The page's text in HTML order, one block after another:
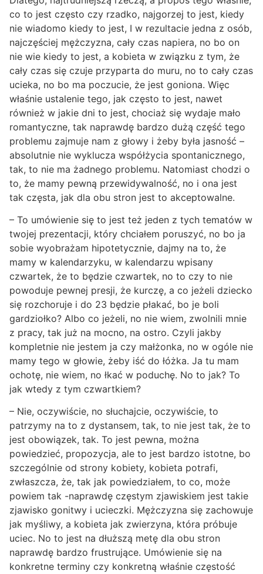
co to jest często czy rzadko, najgorzej to jest, kiedy
nie wiadomo kiedy to jest, I w rezultacie jedna z osób,
najczęściej mężczyzna, cały czas napiera, no bo on
nie wie kiedy to jest, a kobieta w związku z tym, że
cały czas się czuje przyparta do muru, no to cały czas
ucieka, no bo ma poczucie, że jest goniona. Więc
właśnie ustalenie tego, jak często to jest, nawet
również w jakie dni to jest, chociaż się wydaje mało
romantyczne, tak naprawdę bardzo dużą część tego
problemu zajmuje nam z głowy i żeby była jasność –
absolutnie nie wyklucza współżycia spontanicznego,
tak, to nie ma żadnego problemu. Natomiast chodzi o
to, że mamy pewną przewidywalność, no i ona jest
tak częsta, jak dla obu stron jest to akceptowalne.
– To umówienie się to jest też jeden z tych tematów w
twojej prezentacji, który chciałem poruszyć, no bo ja
sobie wyobrażam hipotetycznie, dajmy na to, że
mamy w kalendarzyku, w kalendarzu wpisany
czwartek, że to będzie czwartek, no to czy to nie
powoduje pewnej presji, że kurczę, a co jeżeli dziecko
się rozchoruje i do 23 będzie płakać, bo je boli
gardziołko? Albo co jeżeli, no nie wiem, zwolnili mnie
z pracy, tak już na mocno, na ostro. Czyli jakby
kompletnie nie jestem ja czy małżonka, no w ogóle nie
mamy tego w głowie, żeby iść do łóżka. Ja tu mam
ochotę, nie wiem, no łkać w poduchę. No to jak? To
jak wtedy z tym czwartkiem?
– Nie, oczywiście, no słuchajcie, oczywiście, to
patrzymy na to z dystansem, tak, to nie jest tak, że to
jest obowiązek, tak. To jest pewna, można
powiedzieć, propozycja, ale to jest bardzo istotne, bo
szczególnie od strony kobiety, kobieta potrafi,
zwłaszcza, że, tak jak powiedziałem, to co, może
powiem tak -naprawdę częstym zjawiskiem jest takie
zjawisko gonitwy i ucieczki. Mężczyzna się zachowuje
jak myśliwy, a kobieta jak zwierzyna, która próbuje
uciec. No to jest na dłuższą metę dla obu stron
naprawdę bardzo frustrujące. Umówienie się na
konkretne terminy czy konkretną właśnie częstość